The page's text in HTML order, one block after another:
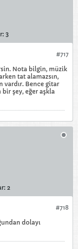
3
#717
Nota bilgin, müzik
tat alamazsın,
vardır. Bence gitar
şey, eğer aşkla
2
#718
dolayı